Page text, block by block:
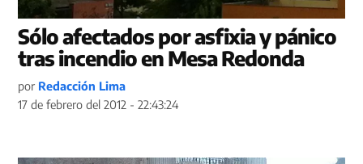
Sólo afectados por asfixia y pánico
tras incendio en Mesa Redonda
por Redacción Lima
17 de febrero del 2012 - 22:43:24